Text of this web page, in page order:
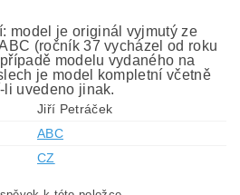
model je originál vyjmutý ze
(ročník 37 vycházel od roku
modelu vydaného na
je model kompletní včetně
li uvedeno jinak.
Jiří Petráček
ABC
CZ